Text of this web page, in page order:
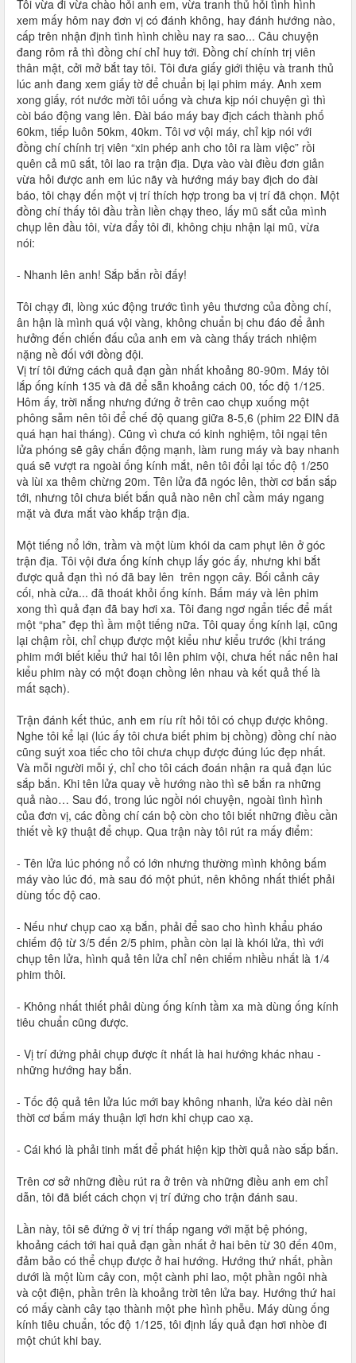
Tôi vừa đi vừa chào hỏi anh em, vừa tranh thủ hỏi tình hình
xem mấy hôm nay đơn vị có đánh không, hay đánh hướng nào,
cấp trên nhận định tình hình chiều nay ra sao... Câu chuyện
đang rôm rả thì đồng chí chỉ huy tới. Đồng chí chính trị viên
thân mật, cởi mở bắt tay tôi. Tôi đưa giấy giới thiệu và tranh thủ
lúc anh đang xem giấy tờ để chuẩn bị lại phim máy. Anh xem
xong giấy, rót nước mời tôi uống và chưa kịp nói chuyện gì thì
còi báo động vang lên. Đài báo máy bay địch cách thành phố
60km, tiếp luôn 50km, 40km. Tôi vơ vội máy, chỉ kịp nói với
đồng chí chính trị viên “xin phép anh cho tôi ra làm việc” rồi
quên cả mũ sắt, tôi lao ra trận địa. Dựa vào vài điều đơn giản
vừa hỏi được anh em lúc nãy và hướng máy bay địch do đài
báo, tôi chạy đến một vị trí thích hợp trong ba vị trí đã chọn. Một
đồng chí thấy tôi đầu trần liền chạy theo, lấy mũ sắt của mình
chụp lên đầu tôi, vừa đẩy tôi đi, không chịu nhận lại mũ, vừa
nói:
- Nhanh lên anh! Sắp bắn rồi đấy!
Tôi chạy đi, lòng xúc động trước tình yêu thương của đồng chí,
ân hận là mình quá vội vàng, không chuẩn bị chu đáo để ảnh
hưởng đến chiến đấu của anh em và càng thấy trách nhiệm
nặng nề đối với đồng đội.
Vị trí tôi đứng cách quả đạn gần nhất khoảng 80-90m. Máy tôi
lắp ống kính 135 và đã để sẵn khoảng cách 00, tốc độ 1/125.
Hôm ấy, trời nắng nhưng đứng ở trên cao chụp xuống một
phông sẫm nên tôi để chế độ quang giữa 8-5,6 (phim 22 ĐIN đã
quá hạn hai tháng). Cũng vì chưa có kinh nghiệm, tôi ngại tên
lửa phóng sẽ gây chấn động mạnh, làm rung máy và bay nhanh
quá sẽ vượt ra ngoài ống kính mắt, nên tôi đổi lại tốc độ 1/250
và lùi xa thêm chừng 20m. Tên lửa đã ngóc lên, thời cơ bắn sắp
tới, nhưng tôi chưa biết bắn quả nào nên chỉ cầm máy ngang
mặt và đưa mắt vào khắp trận địa.
Một tiếng nổ lớn, trầm và một lùm khói da cam phụt lên ở góc
trận địa. Tôi vội đưa ống kính chụp lấy góc ấy, nhưng khi bắt
được quả đạn thì nó đã bay lên trên ngọn cây. Bối cảnh cây
cối, nhà cửa... đã thoát khỏi ống kính. Bấm máy và lên phim
xong thì quả đạn đã bay hơi xa. Tôi đang ngơ ngẩn tiếc để mất
một “pha” đẹp thì ầm một tiếng nữa. Tôi quay ống kính lại, cũng
lại chậm rồi, chỉ chụp được một kiểu như kiểu trước (khi tráng
phim mới biết kiểu thứ hai tôi lên phim vội, chưa hết nấc nên hai
kiểu phim này có một đoạn chồng lên nhau và kết quả thế là
mất sạch).
Trận đánh kết thúc, anh em ríu rít hỏi tôi có chụp được không.
Nghe tôi kể lại (lúc ấy tôi chưa biết phim bị chồng) đồng chí nào
cũng suýt xoa tiếc cho tôi chưa chụp được đúng lúc đẹp nhất.
Và mỗi người mỗi ý, chỉ cho tôi cách đoán nhận ra quả đạn lúc
sắp bắn. Khi tên lửa quay về hướng nào thì sẽ bắn ra những
quả nào… Sau đó, trong lúc ngồi nói chuyện, ngoài tình hình
của đơn vị, các đồng chí cán bộ còn cho tôi biết những điều cần
thiết về kỹ thuật để chụp. Qua trận này tôi rút ra mấy điểm:
- Tên lửa lúc phóng nổ có lớn nhưng thường mình không bấm
máy vào lúc đó, mà sau đó một phút, nên không nhất thiết phải
dùng tốc độ cao.
- Nếu như chụp cao xạ bắn, phải để sao cho hình khẩu pháo
chiếm độ từ 3/5 đến 2/5 phim, phần còn lại là khói lửa, thì với
chụp tên lửa, hình quả tên lửa chỉ nên chiếm nhiều nhất là 1/4
phim thôi.
- Không nhất thiết phải dùng ống kính tầm xa mà dùng ống kính
tiêu chuẩn cũng được.
- Vị trí đứng phải chụp được ít nhất là hai hướng khác nhau -
những hướng hay bắn.
- Tốc độ quả tên lửa lúc mới bay không nhanh, lửa kéo dài nên
thời cơ bấm máy thuận lợi hơn khi chụp cao xạ.
- Cái khó là phải tinh mắt để phát hiện kịp thời quả nào sắp bắn.
Trên cơ sở những điều rút ra ở trên và những điều anh em chỉ
dẫn, tôi đã biết cách chọn vị trí đứng cho trận đánh sau.
Lần này, tôi sẽ đứng ở vị trí thấp ngang với mặt bệ phóng,
khoảng cách tới hai quả đạn gần nhất ở hai bên từ 30 đến 40m,
đảm bảo có thể chụp được ở hai hướng. Hướng thứ nhất, phần
dưới là một lùm cây con, một cành phi lao, một phần ngôi nhà
và cột điện, phần trên là khoảng trời tên lửa bay. Hướng thứ hai
có mấy cành cây tạo thành một phe hình phễu. Máy dùng ống
kính tiêu chuẩn, tốc độ 1/125, tôi định lấy quả đạn hơi nhòe đi
một chút khi bay.